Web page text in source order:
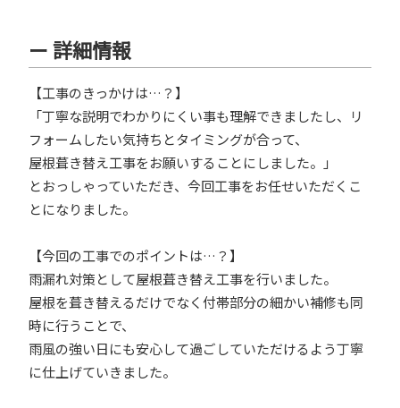
ー 詳細情報
【工事のきっかけは…？】
「丁寧な説明でわかりにくい事も理解できましたし、リ
フォームしたい気持ちとタイミングが合って、
屋根葺き替え工事をお願いすることにしました。」
とおっしゃっていただき、今回工事をお任せいただくこ
とになりました。
【今回の工事でのポイントは…？】
雨漏れ対策として屋根葺き替え工事を行いました。
屋根を葺き替えるだけでなく付帯部分の細かい補修も同
時に行うことで、
雨風の強い日にも安心して過ごしていただけるよう丁寧
に仕上げていきました。